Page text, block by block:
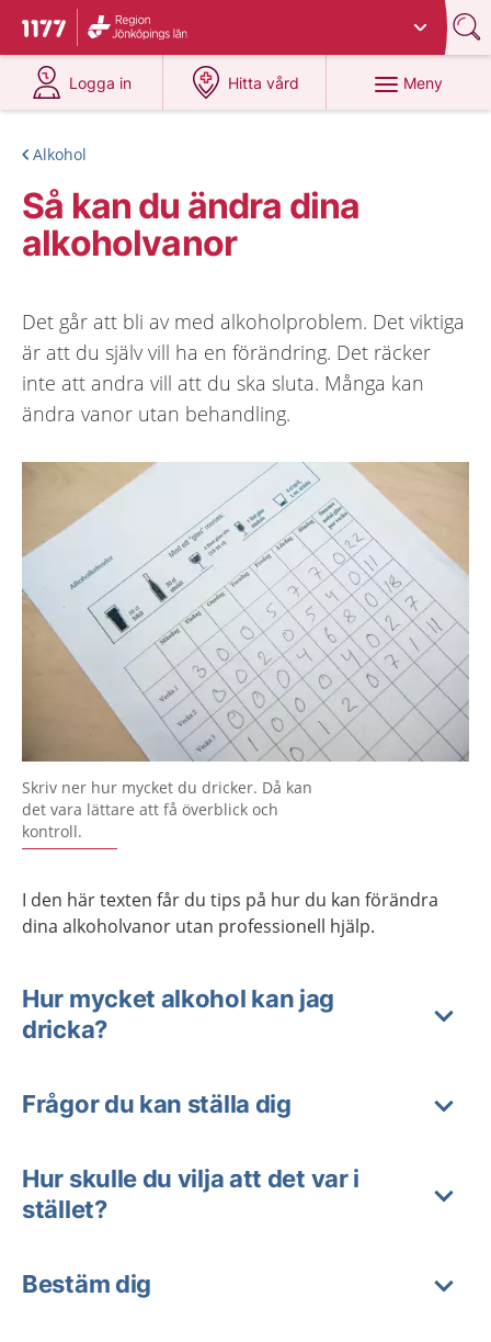
Till startsidan för 1177
Du har valt region
Logga in
på 1177.se
Hitta vård
på 1177.se
Meny
Alkohol
Så kan du ändra dina
alkoholvanor
Det går att bli av med alkoholproblem. Det viktiga
är att du själv vill ha en förändring. Det räcker
inte att andra vill att du ska sluta. Många kan
ändra vanor utan behandling.
Skriv ner hur mycket du dricker. Då kan
det vara lättare att få överblick och
kontroll.
I den här texten får du tips på hur du kan förändra
dina alkoholvanor utan professionell hjälp.
Hur mycket alkohol kan jag
dricka?
Frågor du kan ställa dig
Hur skulle du vilja att det var i
stället?
Bestäm dig